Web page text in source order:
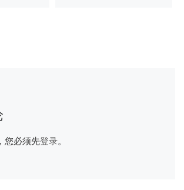
您必须先登录。